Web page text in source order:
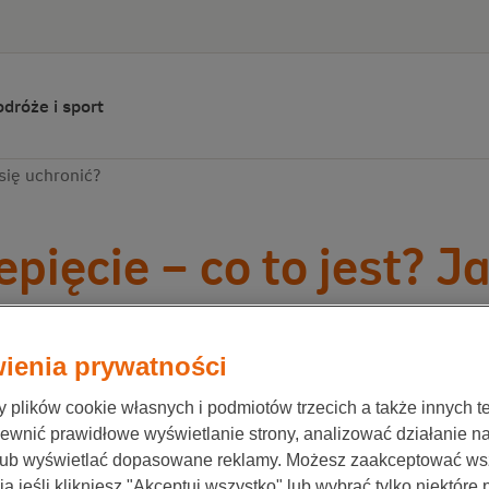
i sport
uchronić?
– co to jest?
Nederlanden12 kwietnia 2020
elektryczna to medium, dzięki któremu nasze
dostawie towarzyszą niekiedy
prywatności
plików cookie własnych i podmiotów trzecich a także innych
prawidłowe wyświetlanie strony, analizować działanie
wyświetlać dopasowane reklamy. Możesz zaakceptować